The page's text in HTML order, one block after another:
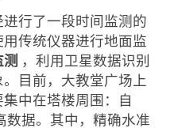
行了一段时间监测的
传统仪器进行地面监
，利用卫星数据识别
目前，大教堂广场上
中在塔楼周围：自
数据。其中，精确水准